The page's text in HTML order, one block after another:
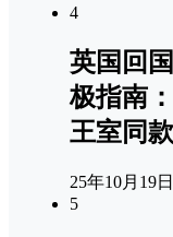
4
英国回
极指南
王室同款
25年10月19日
5